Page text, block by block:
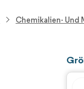
Chemikalien- Und